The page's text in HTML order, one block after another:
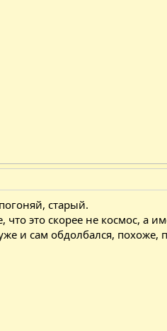
старый.
что это скорее не космос, а
и сам обдолбался, похоже,